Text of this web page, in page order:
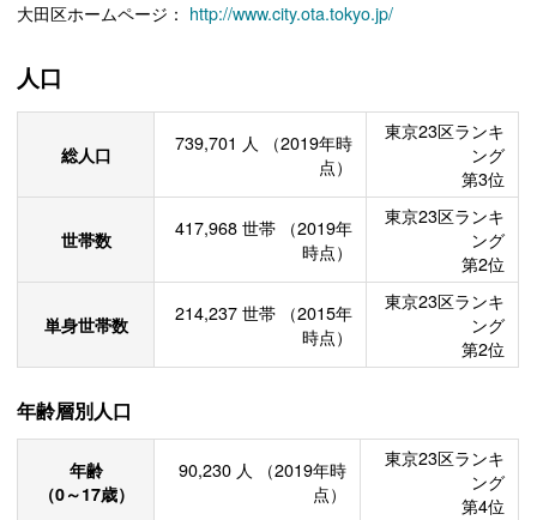
大田区ホームページ： http://www.city.ota.tokyo.jp/
人口
総人口 739,701 人
（2019年時
点）
東京23区ランキ
ング
第3位
世帯数 417,968 世帯
（2019年
時点）
東京23区ランキ
ング
第2位
単身世帯数 214,237 世帯
（2015年
時点）
東京23区ランキ
ング
第2位
年齢層別人口
年齢
（0～17歳）
90,230 人
（2019年時
点）
東京23区ランキ
ング
第4位